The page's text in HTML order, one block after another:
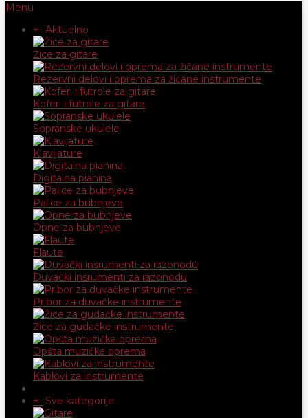
Menu
+- Aktuelno
Žice za gitare
Rezervni delovi i oprema za žičane instrumente
Koferi i futrole za gitare
Sopranske ukulele
Klavijature
Digitalna pianina
Palice za bubnjeve
Opne za bubnjeve
Flaute
Duvački insrumenti za razonodu
Pribor za duvačke instrumente
Žice za gudačke instrumente
Opšta muzička oprema
Kablovi za instrumente
+- Sve kategorije